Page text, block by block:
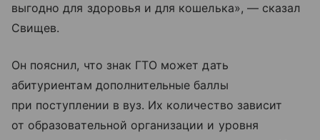
выгодно для здоровья и для кошелька», — сказал
Свищев.
Он пояснил, что знак ГТО может дать
абитуриентам дополнительные баллы
при поступлении в вуз. Их количество зависит
от образовательной организации и уровня